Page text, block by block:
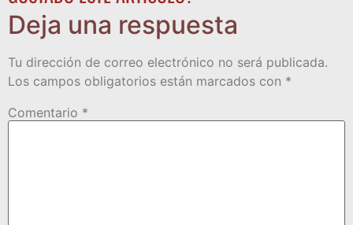
Deja una respuesta
Tu dirección de correo electrónico no será publicada.
Los campos obligatorios están marcados con *
Comentario *